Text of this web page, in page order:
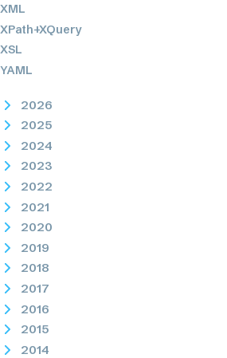
XML
XPath+XQuery
XSL
YAML
2026
2025
2024
2023
2022
2021
2020
2019
2018
2017
2016
2015
2014